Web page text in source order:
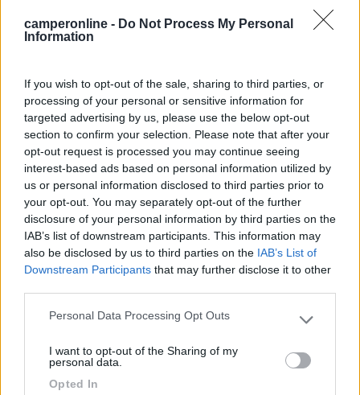
camperonline - Do Not Process My Personal
Information
If you wish to opt-out of the sale, sharing to third parties, or
processing of your personal or sensitive information for
targeted advertising by us, please use the below opt-out
section to confirm your selection. Please note that after your
opt-out request is processed you may continue seeing
interest-based ads based on personal information utilized by
us or personal information disclosed to third parties prior to
your opt-out. You may separately opt-out of the further
disclosure of your personal information by third parties on the
IAB’s list of downstream participants. This information may
also be disclosed by us to third parties on the IAB’s List of
Downstream Participants that may further disclose it to other
Please note that this website/app uses one or more Google
not limited to your visit or usage behaviour. You may click to
use your data for below specified purposes in below Google
Personal Data Processing Opt Outs
I want to opt-out of the Sharing of my
personal data.
Opted In
simons
1197
Inserito il11/12/2021 alle:13:26:04
Si sicuramente l isolamento del tuo è migliore, ciò non toglie che
4709
il passaggio alla lifepo in realtà è stata in conseguenza allo